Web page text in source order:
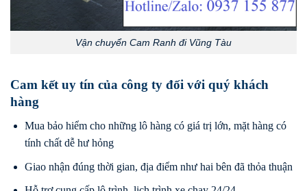
Vận chuyển Cam Ranh đi Vũng Tàu
Cam kết uy tín của công ty đối với quý khách
hàng
Mua bảo hiểm cho những lô hàng có giá trị lớn, mặt hàng có
tính chất dễ hư hỏng
Giao nhận đúng thời gian, địa điểm như hai bên đã thỏa thuận